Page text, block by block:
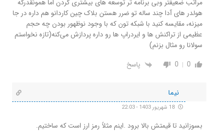
مراتب ضعیفتر وبی برنامه تر توسعه های بیشتری کردن اما همونقدرکه
هولدر های آدا چند ساله تو ضرر هستن بلاک چین کاردانو هم داره در جا
میزنه، مقایسه کنید با شبکه تون که با وجود نوظهور بودن چه حجم
عظیمی از تراکنش ها و ایردراپ ها رو داره پردازش می‌کنه(تازه نخواستم
سولانا رو مثال بزنم)
0
0 پاسخ
نیما
بسوزانید تا قیمتش بالا برود .اینم مثلاً رمز ارز است که ساختیم.